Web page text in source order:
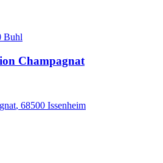
Buhl
Champagnat
, 68500 Issenheim